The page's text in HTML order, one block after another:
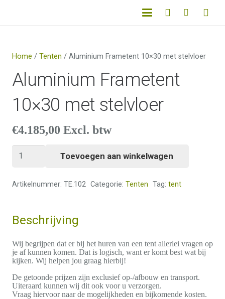
Home / Tenten / Aluminium Frametent 10×30 met stelvloer
Aluminium Frametent
10×30 met stelvloer
€4.185,00 Excl. btw
Aluminium
10x30
aantal
Toevoegen aan winkelwagen
Artikelnummer: TE.102 Categorie: Tenten Tag: tent
Beschrijving
Wij begrijpen dat er bij het huren van een tent allerlei vragen op
je af kunnen komen. Dat is logisch, want er komt best wat bij
kijken. Wij helpen jou graag hierbij!
De getoonde prijzen zijn exclusief op-/afbouw en transport.
Uiteraard kunnen wij dit ook voor u verzorgen.
Vraag hiervoor naar de mogelijkheden en bijkomende kosten.